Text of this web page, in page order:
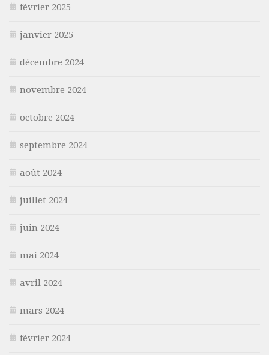
février 2025
janvier 2025
décembre 2024
novembre 2024
octobre 2024
septembre 2024
août 2024
juillet 2024
juin 2024
mai 2024
avril 2024
mars 2024
février 2024